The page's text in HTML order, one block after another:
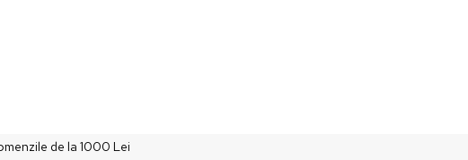
de la 1000 Lei